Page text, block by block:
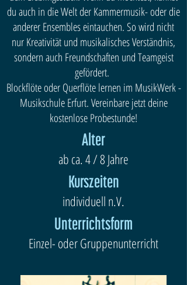
du auch in die Welt der Kammermusik- oder die
anderer Ensembles eintauchen. So wird nicht
nur Kreativität und musikalisches Verständnis,
sondern auch Freundschaften und Teamgeist
gefördert.
Blockflöte oder Querflöte lernen im MusikWerk -
Musikschule Erfurt. Vereinbare jetzt deine
kostenlose Probestunde!
Alter
ab ca. 4 / 8 Jahre
Kurszeiten
individuell n.V.
Unterrichtsform
Einzel- oder Gruppenunterricht